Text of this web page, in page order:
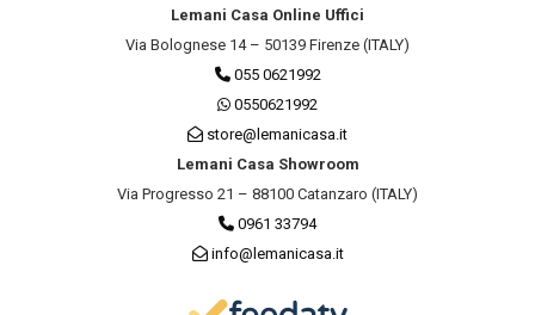
Lemani Casa Online Uffici
Via Bolognese 14 – 50139 Firenze (ITALY)
055 0621992
0550621992
store@lemanicasa.it
Lemani Casa Showroom
Via Progresso 21 – 88100 Catanzaro (ITALY)
0961 33794
info@lemanicasa.it